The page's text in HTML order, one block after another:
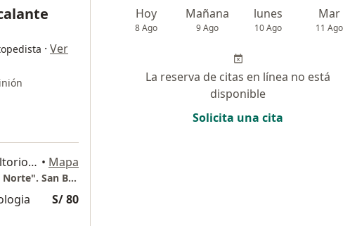
· Ver
Av. Del Parque Norte 1150. Consultorio 806, San Borja • Mapa
Consultorio Traumatológico "Parque Norte". San Borja
S/ 80
Hoy
8 Ago
Mañana
9 Ago
lunes
10 Ago
Mar
11 Ago
La reserva de citas en línea no está
disponible
Solicita una cita